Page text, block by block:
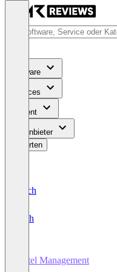
Software
Services
Content
Für Anbieter
Bewerten
Deutsch
English
Hotel Management